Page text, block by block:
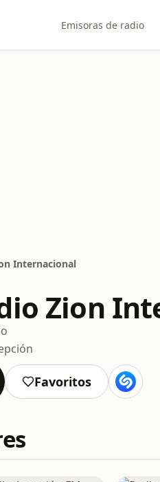
Emisoras de radio
Internacional
Zion
Favoritos